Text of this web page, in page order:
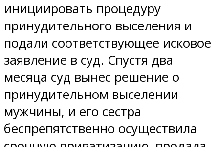
инициировать процедуру
принудительного выселения и
подали соответствующее исковое
заявление в суд. Спустя два
месяца суд вынес решение о
принудительном выселении
мужчины, и его сестра
беспрепятственно осуществила